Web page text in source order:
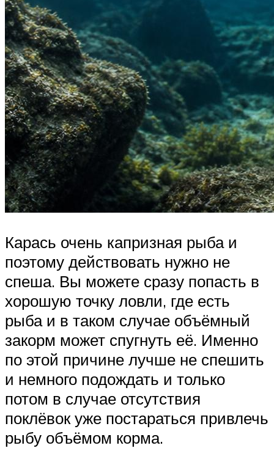
Карась очень капризная рыба и
поэтому действовать нужно не
спеша. Вы можете сразу попасть в
хорошую точку ловли, где есть
рыба и в таком случае объёмный
закорм может спугнуть её. Именно
по этой причине лучше не спешить
и немного подождать и только
потом в случае отсутствия
поклёвок уже постараться привлечь
рыбу объёмом корма.